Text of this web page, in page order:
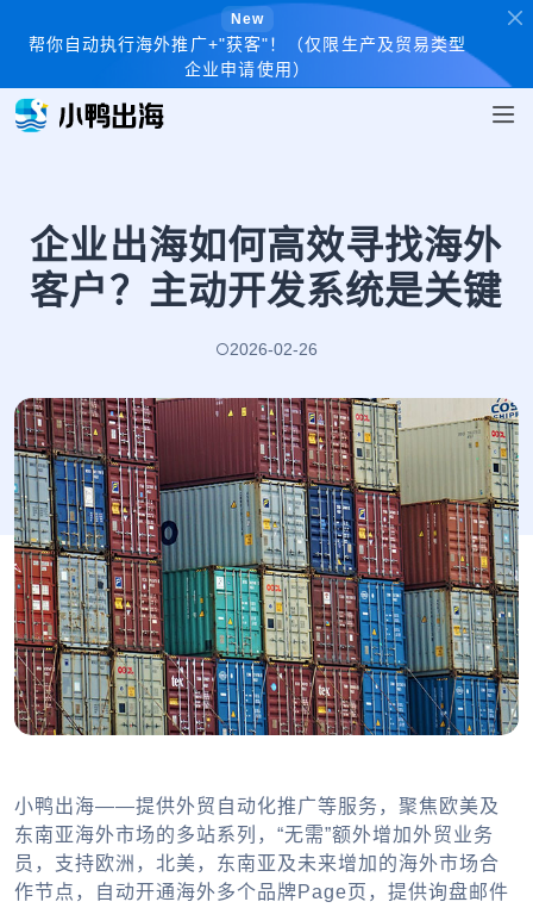
New
帮你自动执行海外推广+"获客"！（仅限生产及贸易类型
企业申请使用）
企业出海如何高效寻找海外
客户？主动开发系统是关键
2026-02-26
小鸭出海——提供外贸自动化推广等服务，聚焦欧美及
东南亚海外市场的多站系列，“无需”额外增加外贸业务
员，支持欧洲，北美，东南亚及未来增加的海外市场合
作节点，自动开通海外多个品牌Page页，提供询盘邮件